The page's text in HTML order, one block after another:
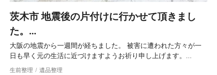
茨木市 地震後の片付けに行かせて頂きまし
た。...
大阪の地震から一週間が経ちました。 被害に遭われた方々が一
日も早く元の生活に近づけますようお祈り申し上げます。...
生前整理
遺品整理